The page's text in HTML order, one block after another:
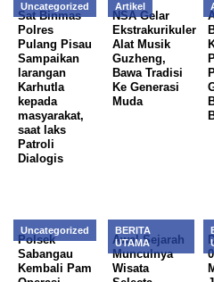
Uncategorized
Sat Binmas
Polres
Pulang Pisau
Sampaikan
larangan
Karhutla
kepada
masyarakat,
saat laks
Patroli
Dialogis
Artikel
NSA Gelar
Ekstrakurikuler
Alat Musik
Guzheng,
Bawa Tradisi
Ke Generasi
Muda
Uncategorized
Polsek
Sabangau
Kembali Pam
BERITA
UTAMA
Awal Sejarah
Munculnya
Wisata